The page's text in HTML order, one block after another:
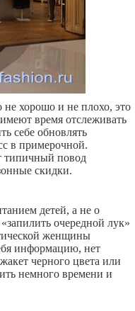
не хорошо и не плохо, это
время отслеживать
себе обновлять
в примерочной.
типичный повод
скидки.
детей, а не о
очередной лук»
женщины
информацию, нет
черного цвета или
немного времени и